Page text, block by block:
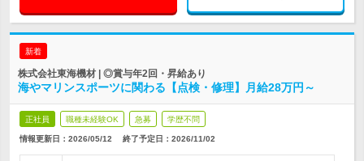
新着
株式会社東海機材 | ◎賞与年2回・昇給あり
海やマリンスポーツに関わる【点検・修理】月給28万円～
正社員 職種未経験OK 急募 学歴不問
情報更新日：2026/05/12 終了予定日： 2026/11/02